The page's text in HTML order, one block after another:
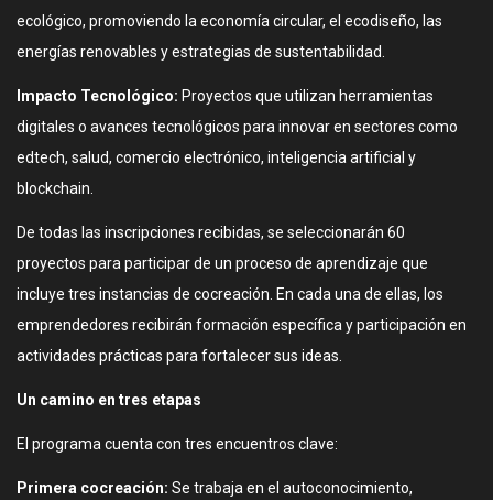
ecológico, promoviendo la economía circular, el ecodiseño, las
energías renovables y estrategias de sustentabilidad.
Impacto Tecnológico: Proyectos que utilizan herramientas
digitales o avances tecnológicos para innovar en sectores como
edtech, salud, comercio electrónico, inteligencia artificial y
blockchain.
De todas las inscripciones recibidas, se seleccionarán 60
proyectos para participar de un proceso de aprendizaje que
incluye tres instancias de cocreación. En cada una de ellas, los
emprendedores recibirán formación específica y participación en
actividades prácticas para fortalecer sus ideas.
Un camino en tres etapas
El programa cuenta con tres encuentros clave:
Primera cocreación: Se trabaja en el autoconocimiento,